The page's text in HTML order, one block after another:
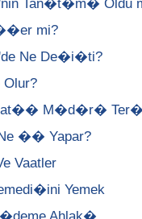
Tan�t�m� Oldu
mi?
Ne De�i�ti?
Olur?
M�d�r�
�� Yapar?
Vaatler
Yemek